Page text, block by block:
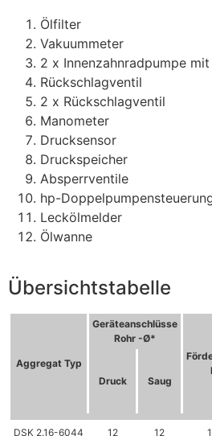
Ölfilter
Vakuummeter
2 x Innenzahnradpumpe
Rückschlagventil
2 x Rückschlagventil
Manometer
Drucksensor
Druckspeicher
Absperrventile
hp-
Leckölmelder
Ölwanne
Übersichtstabelle
Aggregat Typ
Geräteanschlüsse
Rohr -Ø*
Druck Saug
DSK 2.16-6044 12 12